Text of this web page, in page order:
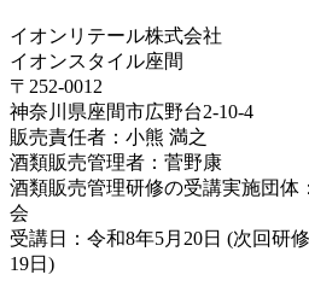
イオンリテール株式会社
イオンスタイル座間
〒252-0012
神奈川県座間市広野台2-10-4
販売責任者：小熊 満之
酒類販売管理者：菅野康
酒類販売管理研修の受講実施団体
会
受講日：令和8年5月20日 (次回研
19日)